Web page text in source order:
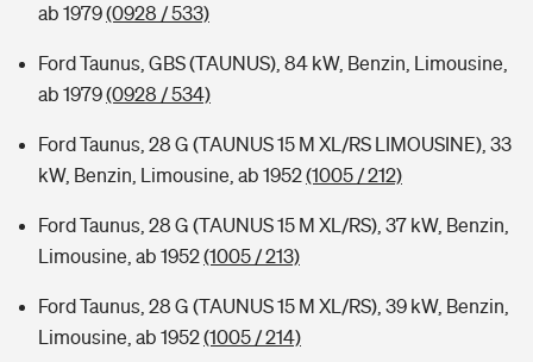
ab 1979(0928 / 533)
Ford Taunus, GBS (TAUNUS), 84 kW, Benzin, Limousine,
ab 1979(0928 / 534)
Ford Taunus, 28 G (TAUNUS 15 M XL/RS LIMOUSINE), 33
kW, Benzin, Limousine, ab 1952(1005 / 212)
Ford Taunus, 28 G (TAUNUS 15 M XL/RS), 37 kW, Benzin,
Limousine, ab 1952(1005 / 213)
Ford Taunus, 28 G (TAUNUS 15 M XL/RS), 39 kW, Benzin,
Limousine, ab 1952(1005 / 214)